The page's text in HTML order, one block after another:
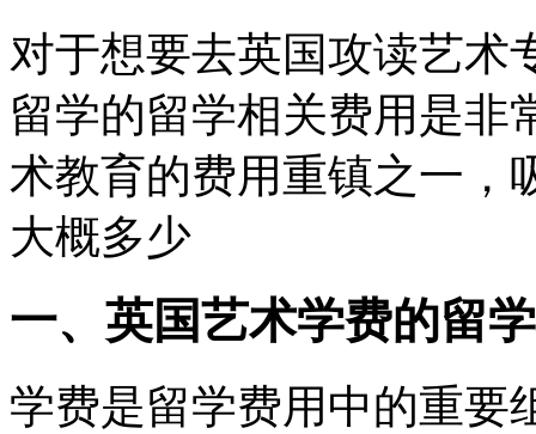
对于想要去英国攻读艺术
留学的留学相关费用是非
术教育的费用重镇之一，
大概多少
一、英国艺术学费的留
学费是留学费用中的重要